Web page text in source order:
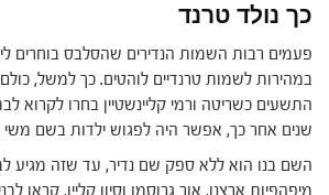
כך נולד טרנד
פעמים רבות השמות הנדירים שהסלבס בוחרים
במהירות לשמות טרנדיים לוהטים. כך למשל,
התשעים כשריטה ורמי קליינשטיין בחרו לקרוא
שנים אחר כך, אפשר היה לפגוש ילדות בשם משי
השם בנו הוא ללא ספק שם נדיר, עד שזה מגיע